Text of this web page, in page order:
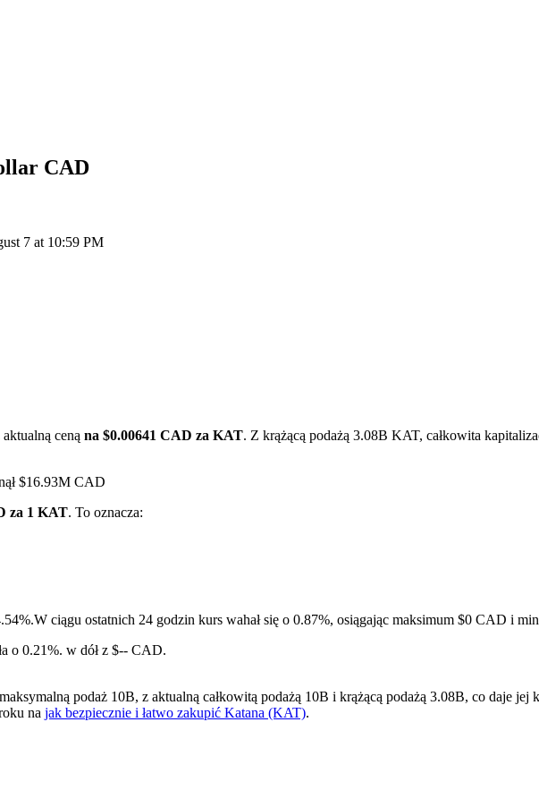
CAD
7 at 10:59 PM
ceną na $0.00641 CAD za KAT. Z krążącą podażą 3.08B KAT, całkowita
$16.93M CAD
za 1 KAT. To oznacza:
W ciągu ostatnich 24 godzin kurs wahał się o 0.87%, osiągając maksimum $0 CAD i
o 0.21%. w dół z $-- CAD.
podaż 10B, z aktualną całkowitą podażą 10B i krążącą podażą 3.08B, co daje
na jak bezpiecznie i łatwo zakupić Katana (KAT).